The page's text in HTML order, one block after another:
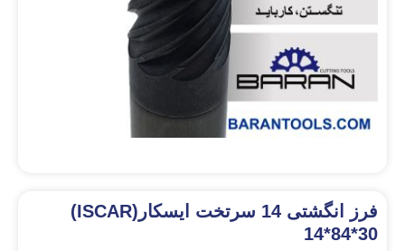
فرز انگشتی 14 سرتخت ایسکار(ISCAR)
14*84*30